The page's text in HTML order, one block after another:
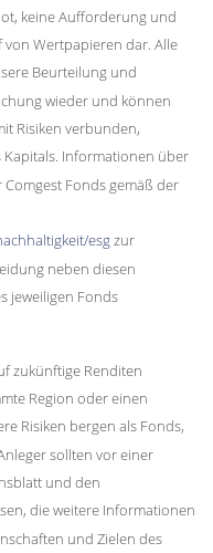
keine Aufforderung und
Wertpapieren dar. Alle
Beurteilung und
wieder und können
Risiken verbunden,
Informationen über
Fonds gemäß der
esgzur
neben diesen
jeweiligen Fonds
zukünftige Renditen
Region oder einen
Risiken bergen als Fonds,
sollten vor einer
und den
die weitere Informationen
und Zielen des